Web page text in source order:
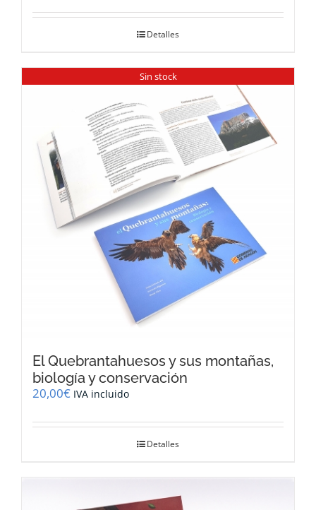
Detalles
Sin stock
El Quebrantahuesos y sus montañas,
biología y conservación
20,00€ IVA incluido
Detalles